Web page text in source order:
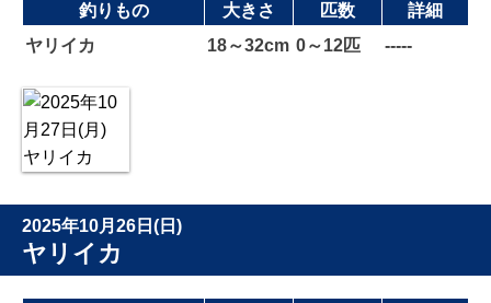
釣りもの 大きさ 匹数
詳細
ヤリイカ
18～32cm 0～12匹 -----
2025年10月26日(日)
ヤリイカ